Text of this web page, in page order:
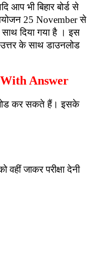
आप भी बिहार बोर्ड से
25 November से
दिया गया है । इस
के साथ डाउनलोड
Answer
कर सकते हैं। इसके
जाकर परीक्षा देनी